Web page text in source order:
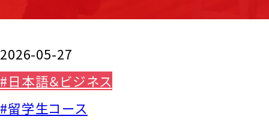
2026-05-27
#日本語＆ビジネス
#留学生コース